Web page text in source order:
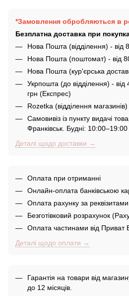
*Замовлення обробляються в
Безплатна доставка при
Нова Пошта (відділення) - від
Нова Пошта (поштомат) - від
Нова Пошта (кур'єрська
Укрпошта (до відділення) -
грн (Експрес)
Rozetka (відділення магазинів)
Самовивіз із пункту видачі
Франківськ. Будні:
Деталі щодо доставки →
Оплата при отриманні
Онлайн-оплата банківською
Оплата рахунку за
Безготівковий розрахунок
Оплата частинами від
Деталі щодо оплати →
Гарантія на товари від
до 12 місяців.